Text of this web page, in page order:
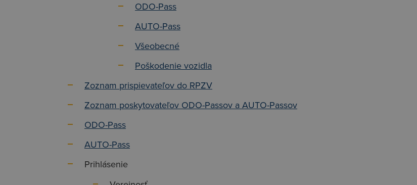
ODO-Pass
AUTO-Pass
Všeobecné
Poškodenie vozidla
Zoznam prispievateľov do RPZV
Zoznam poskytovateľov ODO-Passov a AUTO-Passov
ODO-Pass
AUTO-Pass
Prihlásenie